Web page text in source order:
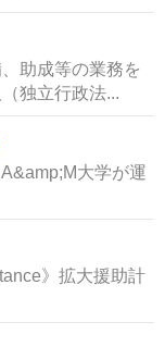
助成等の業務を
独立行政法...
大学が運
》拡大援助計